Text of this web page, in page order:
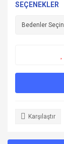
SEÇENEKLER
Karşılaştır